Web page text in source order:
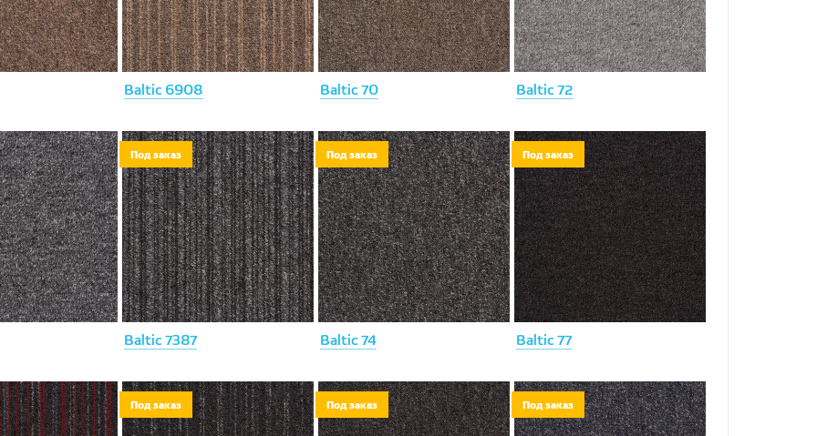
Baltic 6908 Baltic 70 Baltic 72
Baltic 7387
Под заказ
Baltic 74
Под заказ
Baltic 77
Под заказ
Под заказ Под заказ Под заказ